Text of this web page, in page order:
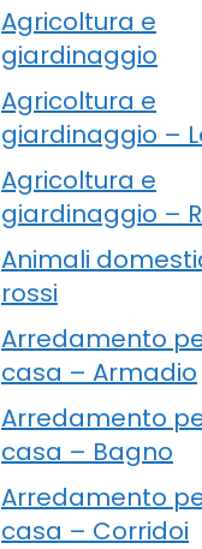
Agricoltura e
giardinaggio
Agricoltura e
giardinaggio –
Agricoltura e
giardinaggio –
Animali
rossi
Arredamento
casa – Armadio
Arredamento
casa – Bagno
Arredamento
casa – Corridoi